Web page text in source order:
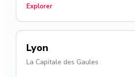
Explorer
Lyon
La Capitale des Gaules